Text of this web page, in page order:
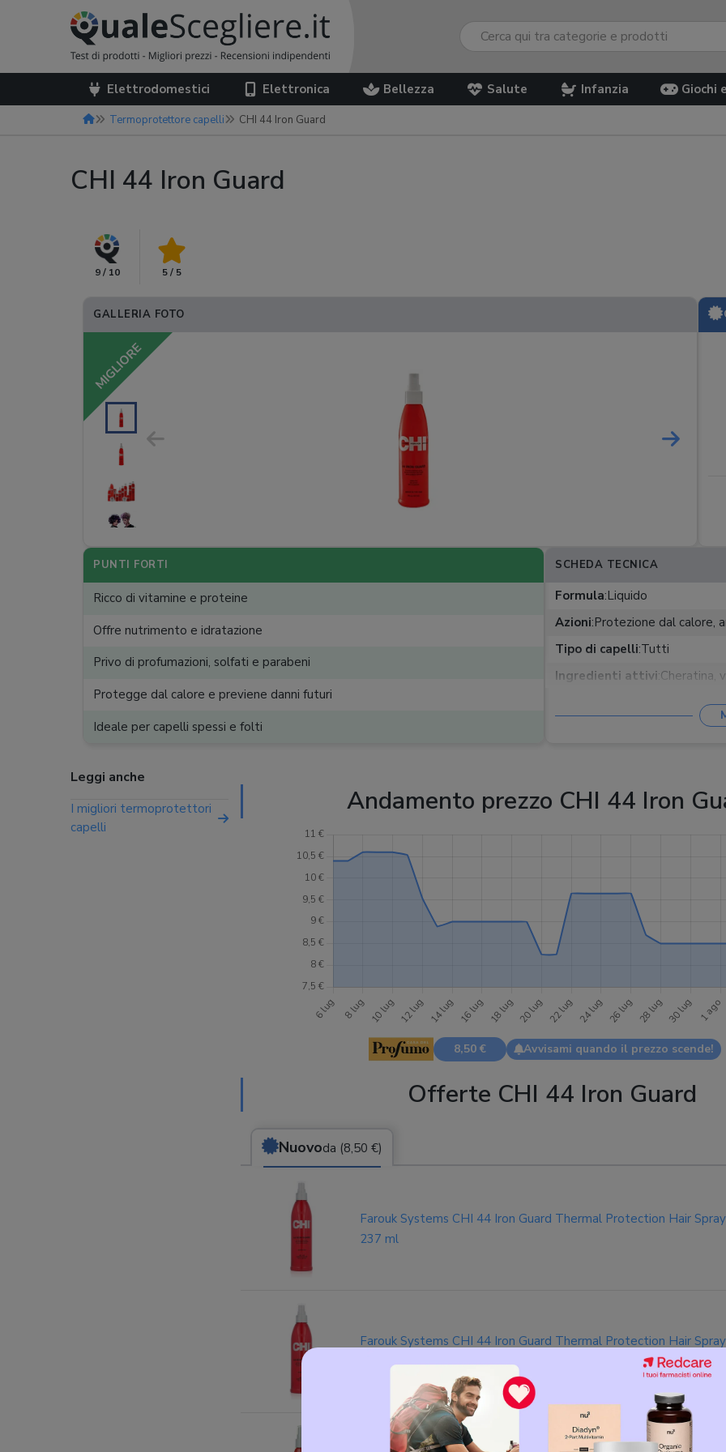
Elettrodomestici Elettronica Bellezza Salute Infanzia Giochi
Termoprotettore capelli CHI 44 Iron Guard
CHI 44 Iron Guard
9 / 10 5 / 5
GALLERIA FOTO
MIGLIORE
SCHEDA TECNICA
Formula:Liquido
Azioni:Protezione dal calore,
Tipo di capelli:Tutti
Ingredienti attivi:Cheratina,
PUNTI FORTI
Ricco di vitamine e proteine
Offre nutrimento e idratazione
Privo di profumazioni, solfati e parabeni
Protegge dal calore e previene danni futuri
Ideale per capelli spessi e folti
Andamento prezzo CHI 44 Iron
8,50 € Avvisami quando il prezzo scende!
Offerte CHI 44 Iron Guard
Nuovoda (8,50 €)
Farouk Systems CHI 44 Iron Guard Thermal Protection Hair Spray
237 ml
Farouk Systems CHI 44 Iron Guard Thermal Protection Hair Spray
237 ml
Leggi anche
I migliori termoprotettori
capelli